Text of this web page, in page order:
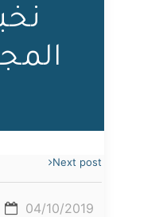
Next post
04/10/2019